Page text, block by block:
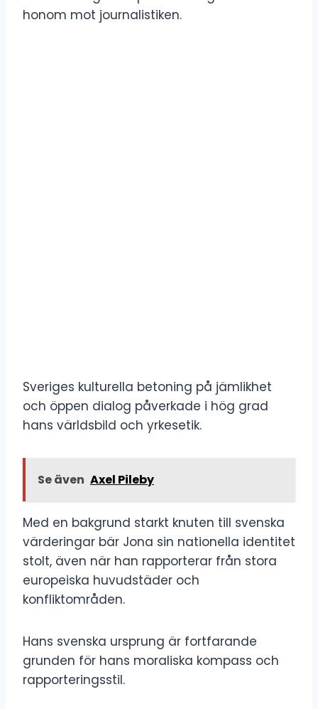
honom mot journalistiken.
Sveriges kulturella betoning på jämlikhet
och öppen dialog påverkade i hög grad
hans världsbild och yrkesetik.
Se även Axel Pileby
Med en bakgrund starkt knuten till svenska
värderingar bär Jona sin nationella identitet
stolt, även när han rapporterar från stora
europeiska huvudstäder och
konfliktområden.
Hans svenska ursprung är fortfarande
grunden för hans moraliska kompass och
rapporteringsstil.